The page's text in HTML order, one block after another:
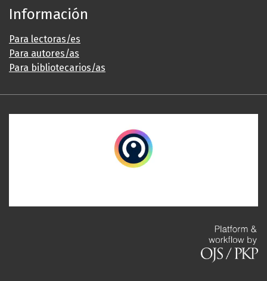
Información
Para lectoras/es
Para autores/as
Para bibliotecarios/as